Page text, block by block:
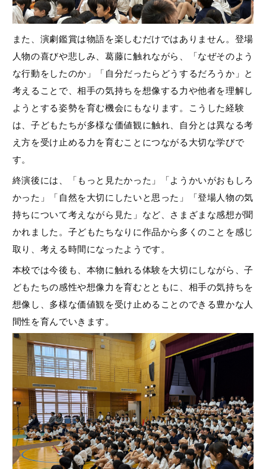
また、演劇鑑賞は物語を楽しむだけではありません。登場
人物の喜びや悲しみ、葛藤に触れながら、「なぜそのよう
な行動をしたのか」「自分だったらどうするだろうか」と
考えることで、相手の気持ちを想像する力や他者を理解し
ようとする姿勢を育む機会にもなります。こうした経験
は、子どもたちが多様な価値観に触れ、自分とは異なる考
え方を受け止める力を育むことにつながる大切な学びで
す。
終演後には、「もっと見たかった」「ようかいがおもしろ
かった」「自然を大切にしたいと思った」「登場人物の気
持ちについて考えながら見た」など、さまざまな感想が聞
かれました。子どもたちなりに作品から多くのことを感じ
取り、考える時間になったようです。
本校では今後も、本物に触れる体験を大切にしながら、子
どもたちの感性や想像力を育むとともに、相手の気持ちを
想像し、多様な価値観を受け止めることのできる豊かな人
間性を育んでいきます。